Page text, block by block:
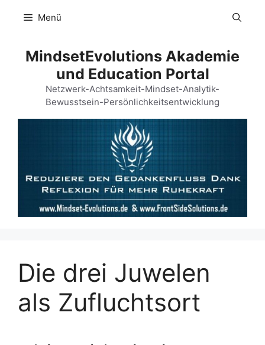
Menü
MindsetEvolutions Akademie
und Education Portal
Netzwerk-Achtsamkeit-Mindset-Analytik-
Bewusstsein-Persönlichkeitsentwicklung
Die drei Juwelen
als Zufluchtsort